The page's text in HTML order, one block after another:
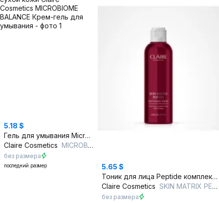
5.18 $
Гель для умывания Microbiome Balance для сухой кожи
Claire Cosmetics MICROBIOME BALANCE Крем-гель для умывания
без размера
последний размер
5.65 $
Тоник для лица Peptide комплекс для упругости
Claire Cosmetics SKIN MATRIX PEPTIDE Успокаивающий тоник
без размера